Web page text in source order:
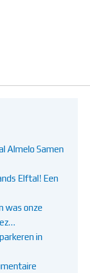
Almelo Samen
Elftal! Een
was onze
in